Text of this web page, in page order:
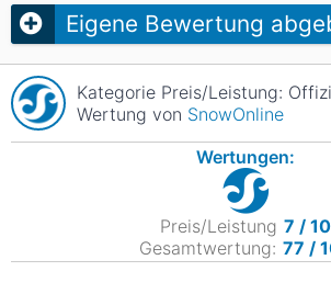
Eigene Bewertung
Kategorie Preis/Leistung:
Wertung von SnowOnline
Wertungen:
Preis/Leistung 7 / 10
Gesamtwertung: 77 /